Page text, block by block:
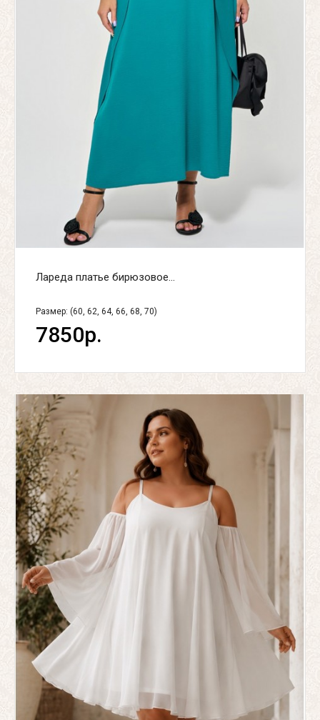
Лареда платье бирюзовое...
Размер: (60, 62, 64, 66, 68, 70)
7850р.